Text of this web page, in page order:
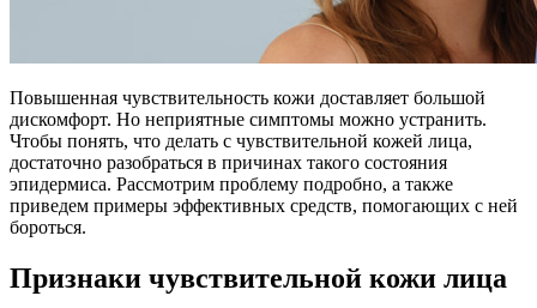
Повышенная чувствительность кожи доставляет большой
дискомфорт. Но неприятные симптомы можно устранить.
Чтобы понять, что делать с чувствительной кожей лица,
достаточно разобраться в причинах такого состояния
эпидермиса. Рассмотрим проблему подробно, а также
приведем примеры эффективных средств, помогающих с ней
бороться.
Признаки чувствительной кожи лица